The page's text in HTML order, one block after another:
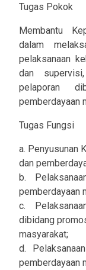
Tugas Pokok
Membantu
dalam
pelaksanaan
dan
pelaporan
pemberdayaan
Tugas Fungsi
a. Penyusunan
dan
b.
pemberdayaan
c.
dibidang
masyarakat;
d.
pemberdayaan